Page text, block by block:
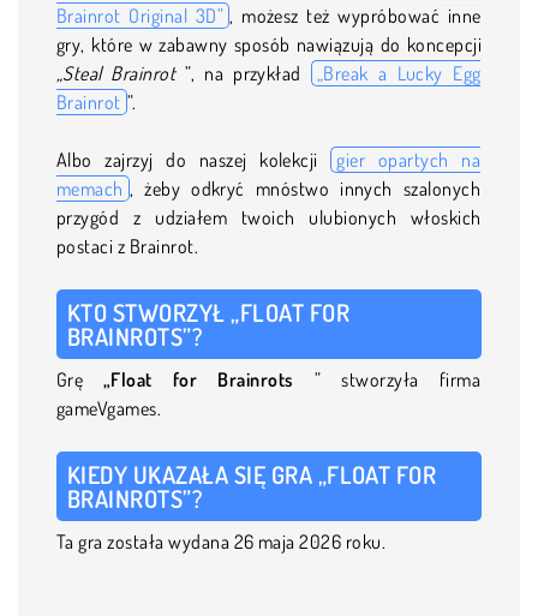
Brainrot Original 3D” , możesz też wypróbować inne
gry, które w zabawny sposób nawiązują do koncepcji
„Steal Brainrot”, na przykład
„Break a Lucky Egg
Brainrot ”.
Albo zajrzyj do naszej kolekcji gier opartych na
memach , żeby odkryć mnóstwo innych szalonych
przygód z udziałem twoich ulubionych włoskich
postaci z Brainrot.
KTO STWORZYŁ „FLOAT FOR
BRAINROTS”?
Grę „Float for Brainrots ” stworzyła firma
gameVgames.
KIEDY UKAZAŁA SIĘ GRA „FLOAT FOR
BRAINROTS”?
Ta gra została wydana 26 maja 2026 roku.